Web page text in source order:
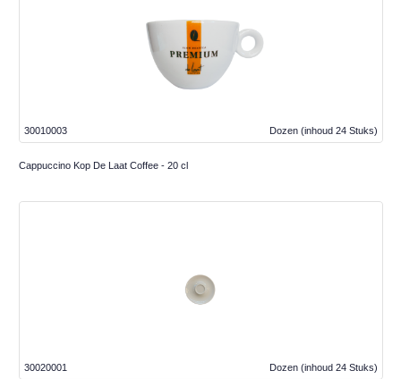
Dozen (inhoud 24 Stuks)
30010003
Cappuccino Kop De Laat Coffee - 20 cl
Dozen (inhoud 24 Stuks)
30020001